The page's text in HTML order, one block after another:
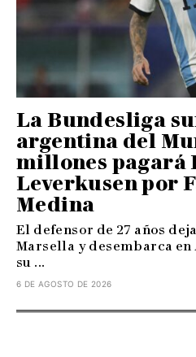
La Bundesliga
argentina del
millones pagará
Leverkusen por
Medina
El defensor de 27 años
Marsella y desembarca en
su ...
6 DE AGOSTO DE 2026